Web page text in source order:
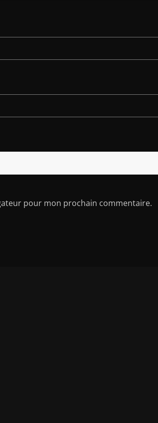
pour mon prochain commentaire.